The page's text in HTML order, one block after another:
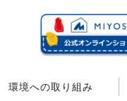
環境への取り組み